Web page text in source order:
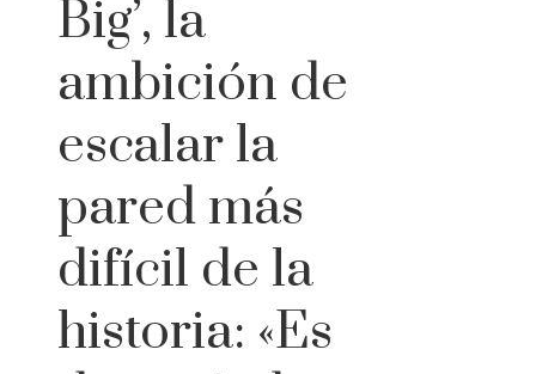
Big’, la
ambición de
escalar la
pared más
difícil de la
historia: «Es